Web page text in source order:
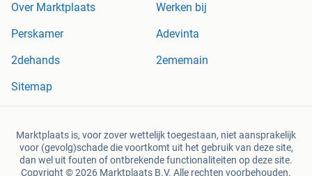
Over Marktplaats
Werken bij
Perskamer
Adevinta
2dehands
2ememain
Sitemap
Marktplaats is, voor zover wettelijk toegestaan, niet aansprakelijk
voor (gevolg)schade die voortkomt uit het gebruik van deze site,
dan wel uit fouten of ontbrekende functionaliteiten op deze site.
Copyright © 2026 Marktplaats B.V. Alle rechten voorbehouden.